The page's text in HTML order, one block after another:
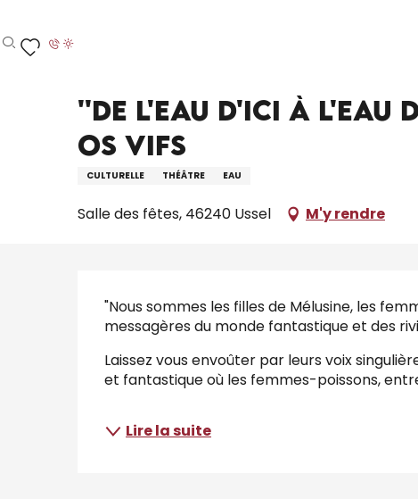
au
contenu
Recherche
''De l'eau d'ici à l'eau
Os Vifs
CULTURELLE THÉÂTRE EAU
Salle des fêtes, 46240 Ussel M'y rendre
Description
"Nous sommes les filles de Mélusine, les
messagères du monde fantastique et des
Laissez vous envoûter par leurs voix
et fantastique où les femmes-poissons,
Lire la suite